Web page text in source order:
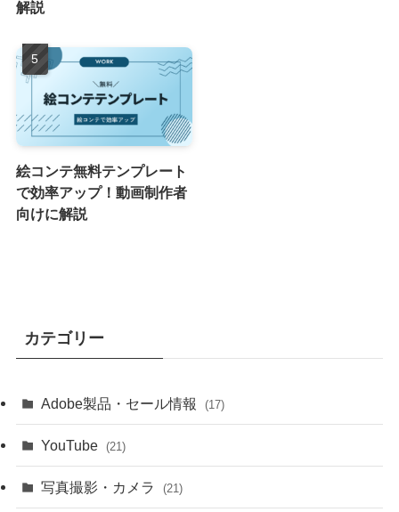
解説
絵コンテ無料テンプレート
で効率アップ！動画制作者
向けに解説
カテゴリー
Adobe製品・セール情報 (17)
YouTube (21)
写真撮影・カメラ (21)